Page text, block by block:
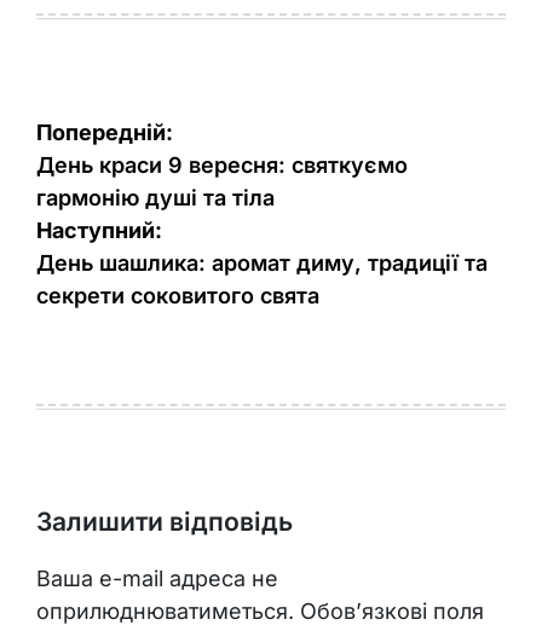
Навігація
записів
Попередній:
День краси 9 вересня: святкуємо
гармонію душі та тіла
Наступний:
День шашлика: аромат диму, традиції та
секрети соковитого свята
Залишити відповідь
Ваша e-mail адреса не
оприлюднюватиметься. Обов’язкові поля